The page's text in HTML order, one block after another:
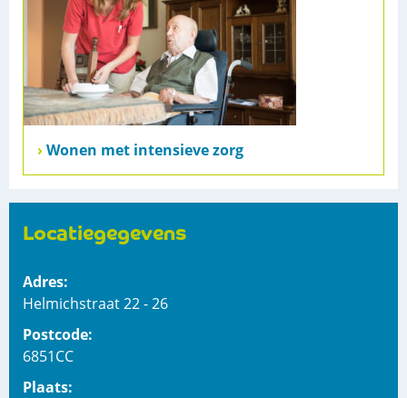
Wonen met intensieve zorg
Locatiegegevens
Adres:
Helmichstraat 22 - 26
Postcode:
6851CC
Plaats: